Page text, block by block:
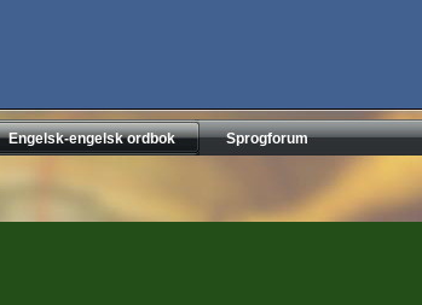
Engelsk-engelsk ordbok Sprogforum